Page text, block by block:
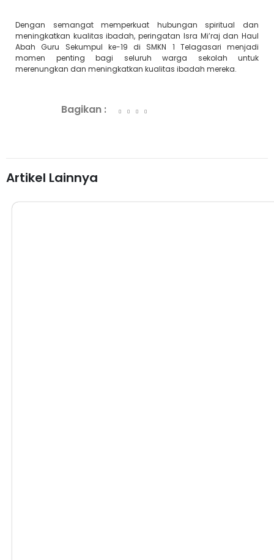
Dengan semangat memperkuat hubungan spiritual dan
meningkatkan kualitas ibadah, peringatan Isra Mi’raj dan Haul
Abah Guru Sekumpul ke-19 di SMKN 1 Telagasari menjadi
momen penting bagi seluruh warga sekolah untuk
merenungkan dan meningkatkan kualitas ibadah mereka.
Bagikan :
Artikel Lainnya